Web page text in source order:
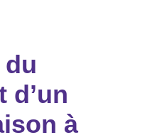
d’un
à